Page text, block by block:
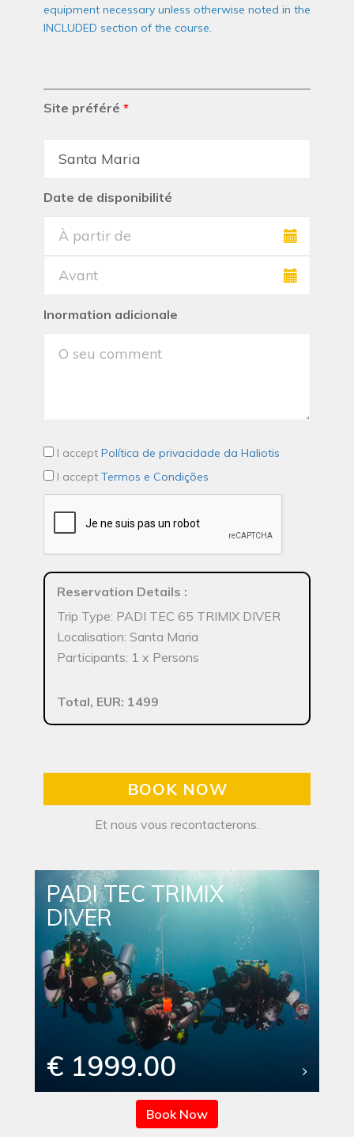
equipment necessary unless otherwise noted in the
INCLUDED section of the course.
Site préféré *
Date de disponibilité
Inormation adicionale
I accept Política de privacidade da Haliotis
I accept Termos e Condições
Reservation Details :
Trip Type: PADI TEC 65 TRIMIX DIVER
Localisation: Santa Maria
Participants: 1 x Persons
Total, EUR: 1499
BOOK NOW
Et nous vous recontacterons.
PADI TEC TRIMIX
DIVER
€ 1999.00
Book Now